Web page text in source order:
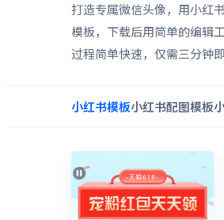
打造专属微信头像，用小红
模板，下载后用简单的编辑
过程简单快速，仅需三分钟
小红书模板小红书配图模板